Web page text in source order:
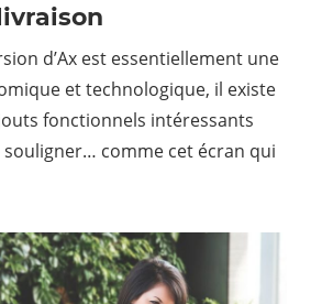
d’Ax est essentiellement une
et technologique, il existe
fonctionnels intéressants
souligner… comme cet écran qui